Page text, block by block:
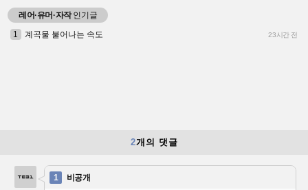
레어·유머·자작인기글
1
계곡물 불어나는 속도 23시간 전
2개의 댓글
1 비공개